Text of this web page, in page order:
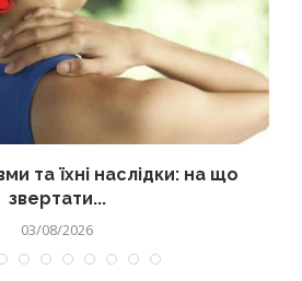
та їхні наслідки: на що
звертати...
03/08/2026